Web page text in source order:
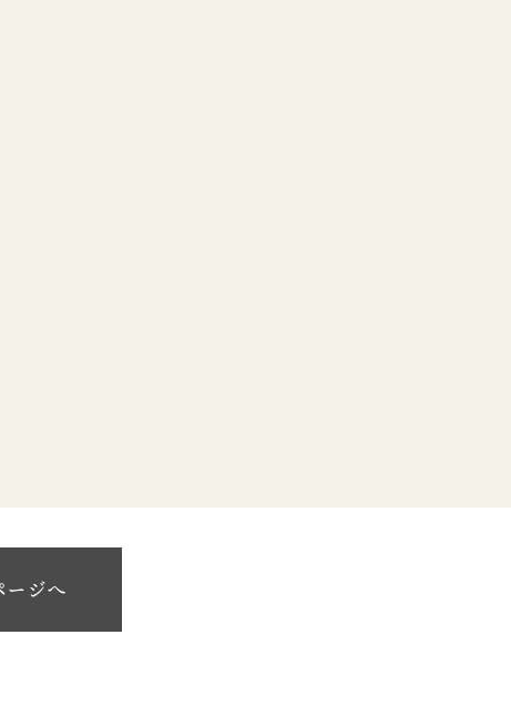
ージへ